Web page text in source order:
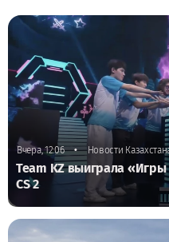
Вчера, 12:06 • Новости
Team KZ выиграла
CS 2